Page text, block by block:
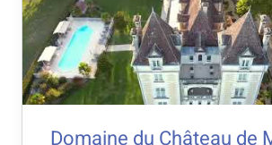
Domaine du Château de